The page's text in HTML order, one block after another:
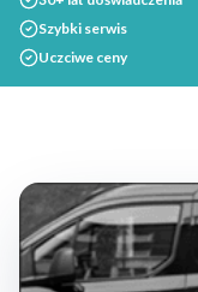
Szybki serwis
Uczciwe ceny